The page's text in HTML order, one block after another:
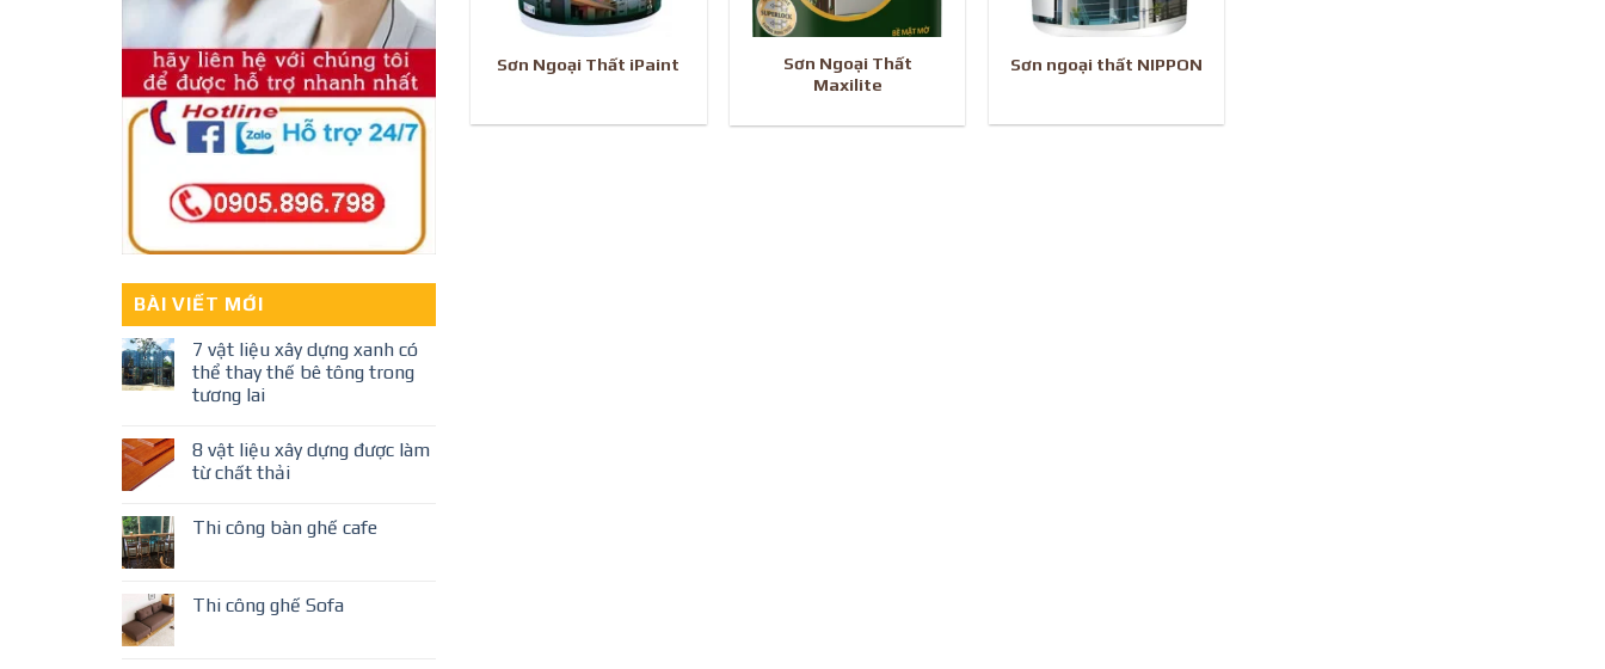
BÀI VIẾT MỚI
7 vật liệu xây dựng xanh có
thể thay thế bê tông trong
tương lai
8 vật liệu xây dựng được làm
từ chất thải
Thi công bàn ghế cafe
Thi công ghế Sofa
Sơn Ngoại Thất iPaint
Sơn Ngoại Thất
Maxilite
Sơn ngoại thất NIPPON